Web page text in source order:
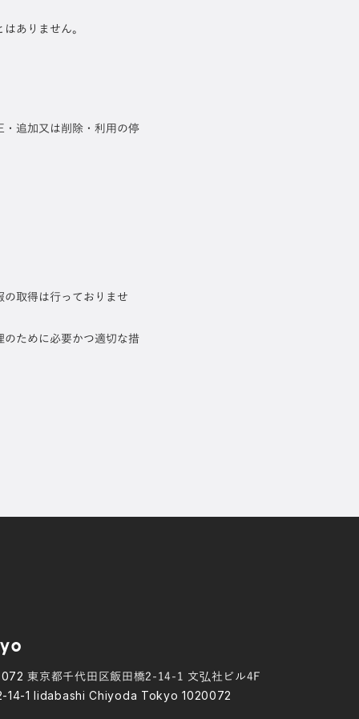
ありません。
追加又は削除・利用の停
取得は行っておりませ
ために必要かつ適切な措
東京都千代田区飯田橋2-14-1 文弘社ビル4F
14-1 Iidabashi Chiyoda Tokyo 1020072